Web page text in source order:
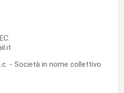
- Società in nome collettivo